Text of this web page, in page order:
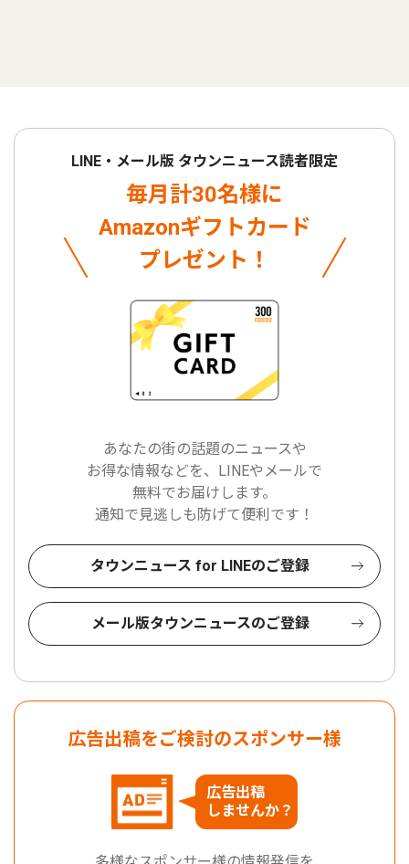
LINE・メール版 タウンニュース読者限定
毎月計30名様に
Amazonギフトカード
プレゼント！
あなたの街の話題のニュースや
お得な情報などを、LINEやメールで
無料でお届けします。
通知で見逃しも防げて便利です！
タウンニュース for LINEのご登録
メール版タウンニュースのご登録
広告出稿をご検討のスポンサー様
広告出稿
しませんか？